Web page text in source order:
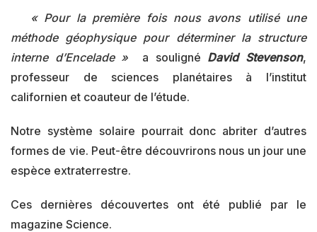
« Pour la première fois nous avons utilisé une
méthode géophysique pour déterminer la structure
interne d’Encelade »
a souligné David Stevenson,
professeur de sciences planétaires à l’institut
californien et coauteur de l’étude.
Notre système solaire pourrait donc abriter d’autres
formes de vie. Peut-être découvrirons nous un jour une
espèce extraterrestre.
Ces dernières découvertes ont été publié par le
magazine Science.